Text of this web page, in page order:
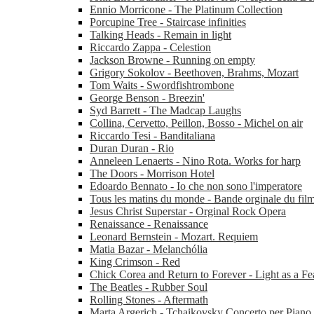
Ennio Morricone - The Platinum Collection
Porcupine Tree - Staircase infinities
Talking Heads - Remain in light
Riccardo Zappa - Celestion
Jackson Browne - Running on empty
Grigory Sokolov - Beethoven, Brahms, Mozart
Tom Waits - Swordfishtrombone
George Benson - Breezin'
Syd Barrett - The Madcap Laughs
Collina, Cervetto, Peillon, Bosso - Michel on air
Riccardo Tesi - Banditaliana
Duran Duran - Rio
Anneleen Lenaerts - Nino Rota. Works for harp
The Doors - Morrison Hotel
Edoardo Bennato - Io che non sono l'imperatore
Tous les matins du monde - Bande orginale du
Jesus Christ Superstar - Orginal Rock Opera
Renaissance - Renaissance
Leonard Bernstein - Mozart. Requiem
Matia Bazar - Melanchólia
King Crimson - Red
Chick Corea and Return to Forever - Light as a
The Beatles - Rubber Soul
Rolling Stones - Aftermath